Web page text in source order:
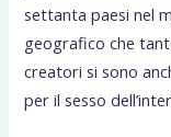
settanta paesi nel
geografico che
creatori si sono
per il sesso